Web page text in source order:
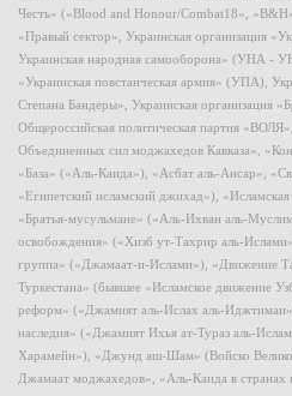
Честь» («Blood and Honour/Combat18»,
«Правый сектор», Украинская организация
Украинская народная самооборона» (УНА -
«Украинская повстанческая армия» (УПА),
Степана Бандеры», Украинская организация
Общероссийская политическая партия
Объединенных сил моджахедов Кавказа»,
«База» («Аль-Каида»), «Асбат аль-Ансар»,
«Египетский исламский джихад»),
«Братья-мусульмане» («Аль-Ихван аль-
освобождения» («Хизб ут-Тахрир аль-
группа» («Джамаат-и-Ислами»), «Движение
Туркестана» (бывшее «Исламское движение
реформ» («Джамият аль-Ислах аль-
наследия» («Джамият Ихья ат-Тураз аль-
Харамейн»), «Джунд аш-Шам» (Войско
Джамаат моджахедов», «Аль-Каида в странах